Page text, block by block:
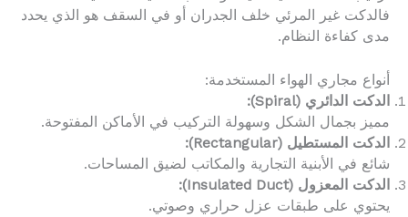
فالدكت غير المرئي خلف الجدران أو في السقف هو الذي يحدد
مدى كفاءة النظام.
أنواع مجاري الهواء المستخدمة:
الدكت الدائري (Spiral):
مميز بجمال الشكل وسهولة التركيب في الأماكن المفتوحة.
الدكت المستطيل (Rectangular):
شائع في الأبنية التجارية والمكاتب لضيق المساحات.
الدكت المعزول (Insulated Duct):
يحتوي على طبقات عزل حراري وصوتي.